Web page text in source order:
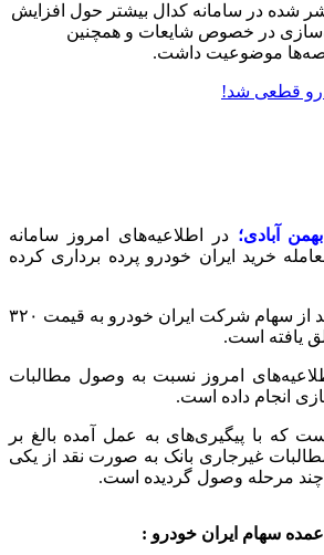
شده در سامانه کدال بیشتر حول افزایش
در خصوص شایعات و همچنین
موضوعیت داشت.
آبادی؛ در اطلاعیه‌های امروز سامانه
خرید ایران خودرو پرده برداری کرده
در این معامله ۳.۶ درصد از سهام شرکت ایران خودرو به قیمت ۳۲۰
یافته است.
امروز نسبت به وصول مطالبات
انجام داده است.
که با پیگیری‌های به عمل آمده بالغ بر
از مطالبات غیرجاری بانک به صورت نقد از یکی
چند مرحله وصول گردیده است.
سهام ایران خودرو :